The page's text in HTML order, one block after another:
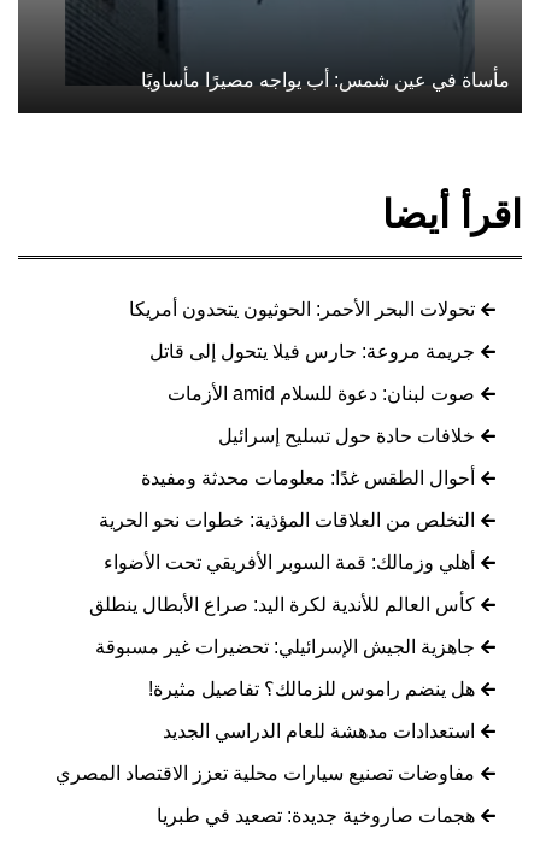
مأساة في عين شمس: أب يواجه مصيرًا مأساويًا
اقرأ أيضا
تحولات البحر الأحمر: الحوثيون يتحدون أمريكا
جريمة مروعة: حارس فيلا يتحول إلى قاتل
صوت لبنان: دعوة للسلام amid الأزمات
خلافات حادة حول تسليح إسرائيل
أحوال الطقس غدًا: معلومات محدثة ومفيدة
التخلص من العلاقات المؤذية: خطوات نحو الحرية
أهلي وزمالك: قمة السوبر الأفريقي تحت الأضواء
كأس العالم للأندية لكرة اليد: صراع الأبطال ينطلق
جاهزية الجيش الإسرائيلي: تحضيرات غير مسبوقة
هل ينضم راموس للزمالك؟ تفاصيل مثيرة!
استعدادات مدهشة للعام الدراسي الجديد
مفاوضات تصنيع سيارات محلية تعزز الاقتصاد المصري
هجمات صاروخية جديدة: تصعيد في طبريا